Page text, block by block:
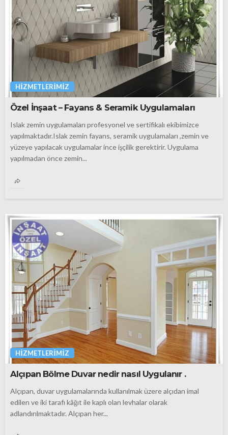
HIZMETLERIMIZ
Özel İnşaat – Fayans & Seramik Uygulamaları
Islak zemin uygulamaları profesyonel ve sertifikalı ekibimizce
yapılmaktadır.Islak zemin fayans, seramik uygulamaları ,zemin ve
yüzeye yapılacak uygulamalar ince işçilik gerektirir. Uygulama
yapılmadan önce zemin...
HIZMETLERIMIZ
Alçıpan Bölme Duvar nedir nasıl Uygulanır .
Alçıpan, duvar uygulamalarında kullanılmak üzere alçıdan imal
edilen ve iki tarafı kâğıt ile kaplı olan levhalar olarak
adlandırılmaktadır. Alçıpan her...